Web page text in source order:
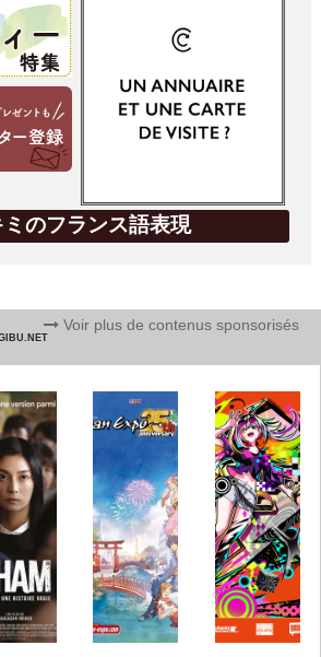
ミのフランス語表現
Voir plus de contenus sponsorisés